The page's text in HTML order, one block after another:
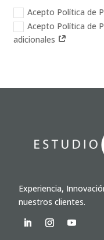
Acepto Política de
Acepto Política de
adicionales
Experiencia,
nuestros clientes.